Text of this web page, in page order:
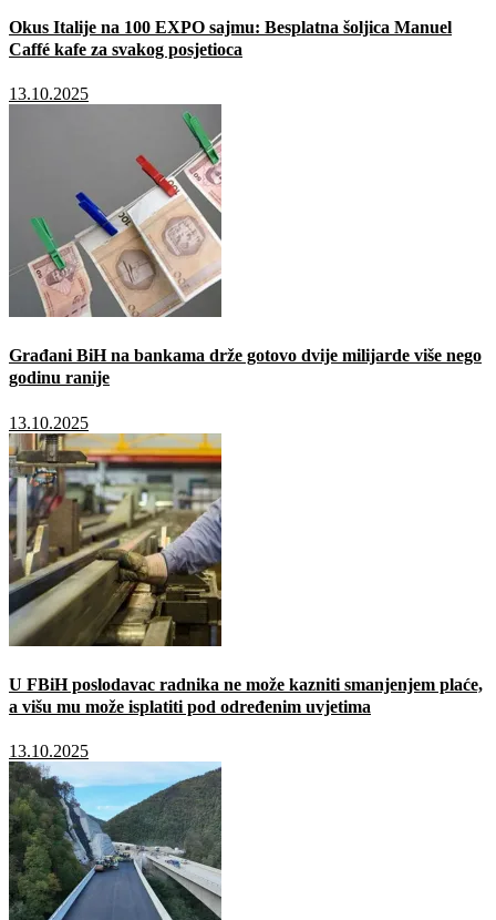
Okus Italije na 100 EXPO sajmu: Besplatna šoljica Manuel
Caffé kafe za svakog posjetioca
13.10.2025
Građani BiH na bankama drže gotovo dvije milijarde više nego
godinu ranije
13.10.2025
U FBiH poslodavac radnika ne može kazniti smanjenjem plaće,
a višu mu može isplatiti pod određenim uvjetima
13.10.2025